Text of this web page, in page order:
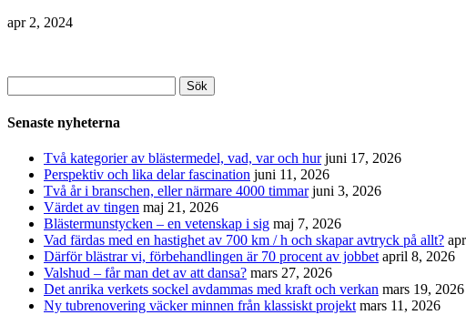
apr 2, 2024
efter:
Senaste nyheterna
Två kategorier av blästermedel, vad, var och hur juni 17, 2026
Perspektiv och lika delar fascination juni 11, 2026
Två år i branschen, eller närmare 4000 timmar juni 3, 2026
Värdet av tingen maj 21, 2026
Blästermunstycken – en vetenskap i sig maj 7, 2026
Vad färdas med en hastighet av 700 km / h och skapar avtryck på allt?
Därför blästrar vi, förbehandlingen är 70 procent av jobbet april 8, 2026
Valshud – får man det av att dansa? mars 27, 2026
Det anrika verkets sockel avdammas med kraft och verkan mars 19, 2026
Ny tubrenovering väcker minnen från klassiskt projekt mars 11, 2026